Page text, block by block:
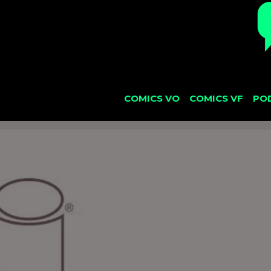
COMICS VO COMICS VF